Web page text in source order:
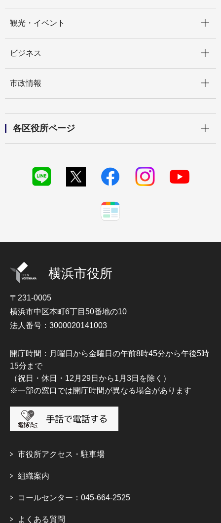
観光・イベント
ビジネス
市政情報
各区役所ページ
横浜市役所
〒231-0005
横浜市中区本町6丁目50番地の10
法人番号：3000020141003
開庁時間：月曜日から金曜日の午前8時45分から午後5時
15分まで
（祝日・休日・12月29日から1月3日を除く）
※一部の窓口では開庁時間が異なる場合があります
市役所アクセス・駐車場
組織案内
コールセンター：045-664-2525
よくある質問